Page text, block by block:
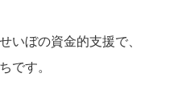
いぼの資金的支援で、
です。